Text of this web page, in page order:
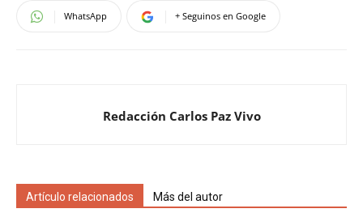
WhatsApp + Seguinos en Google
Redacción Carlos Paz Vivo
Artículo relacionados Más del autor